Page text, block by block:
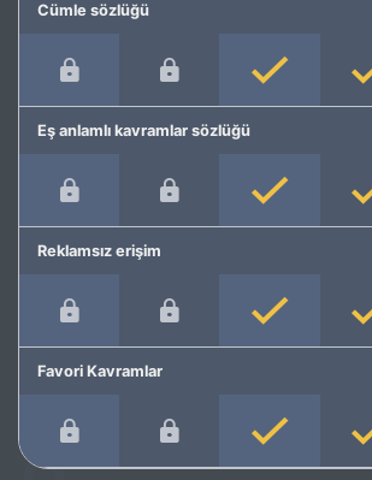
Cümle sözlüğü
Eş anlamlı kavramlar sözlüğü
Reklamsız erişim
Favori Kavramlar